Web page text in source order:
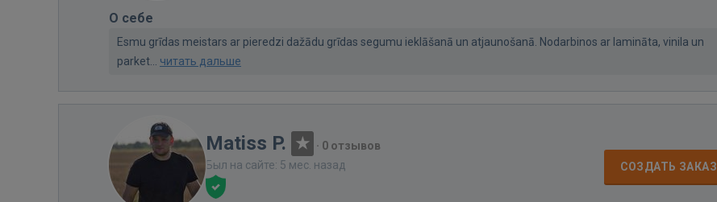
О себе
Esmu grīdas meistars ar pieredzi dažādu grīdas segumu ieklāšanā un atjaunošanā. Nodarbinos ar lamināta, vinila un
parket... читать дальше
Matiss P. · 0 отзывов
Был на сайте: 5 мес. назад
СОЗДАТЬ ЗАКАЗ